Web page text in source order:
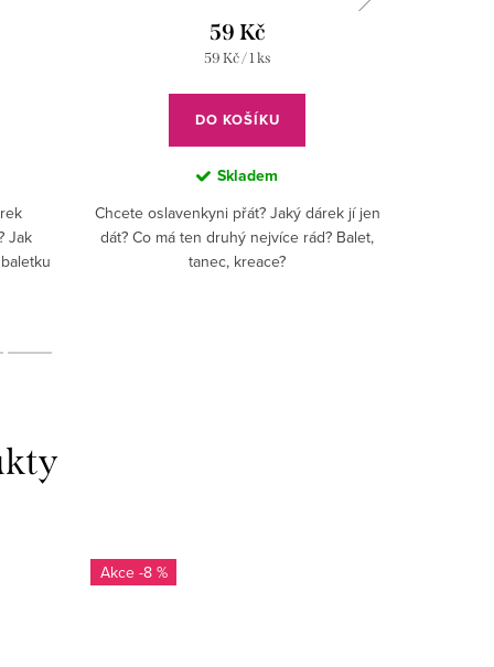
Jak
59 Kč
Měrná
59 Kč / 1 ks
DO KOŠÍKU
Skladem
Chcete oslavenkyni přát? Jaký dárek jí jen
dát? Co má ten druhý nejvíce rád? Balet,
tanec, kreace?
-8 %